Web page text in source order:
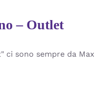
– Outlet
ci sono sempre da